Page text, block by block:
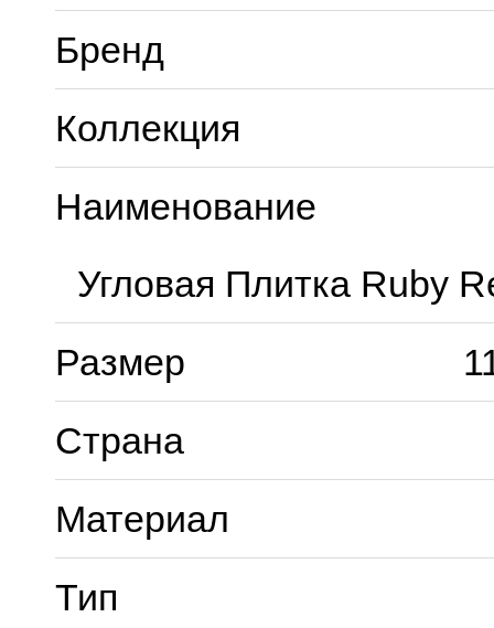
Бренд
Коллекция
Наименование
Угловая Плитка Ruby
Размер
Страна
Материал
Тип